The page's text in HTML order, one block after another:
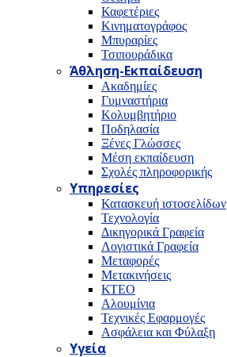
Καφετέριες
Κινηματογράφος
Μπυραρίες
Τσιπουράδικα
Άθληση-Εκπαίδευση
Ακαδημίες
Γυμναστήρια
Κολυμβητήριο
Ποδηλασία
Ξένες Γλώσσες
Μέση εκπαίδευση
Σχολές πληροφορικής
Υπηρεσίες
Κατασκευή ιστοσελίδων
Τεχνολογία
Δικηγορικά Γραφεία
Λογιστικά Γραφεία
Μεταφορές
Μετακινήσεις
ΚΤΕΟ
Αλουμίνια
Τεχνικές Εφαρμογές
Ασφάλεια και Φύλαξη
Υγεία